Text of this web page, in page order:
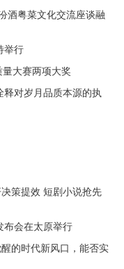
酒粤菜文化交流座谈融
举行
大赛两项大奖
释对岁月品质本源的执
策提效 短剧小说抢先
布会在太原举行
的时代新风口，能否实